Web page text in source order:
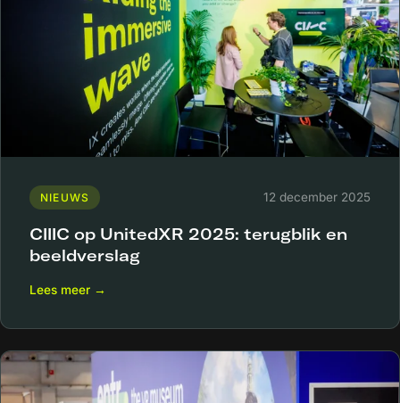
NIEUWS 12 december 2025
CIIIC op UnitedXR 2025: terugblik en
beeldverslag
Lees meer →